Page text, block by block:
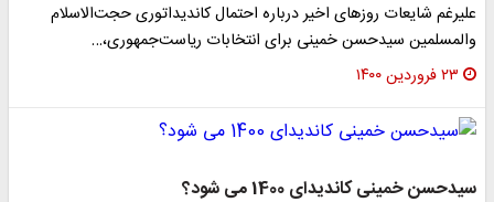
علیرغم شایعات روزهای اخیر درباره احتمال کاندیداتوری حجت‌الاسلام
والمسلمین سیدحسن خمینی برای انتخابات ریاست‌‌جمهوری،…
۲۳ فروردین ۱۴۰۰
سیدحسن خمینی کاندیدای 1400 می شود؟